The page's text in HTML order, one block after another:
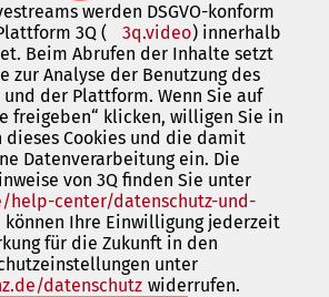
werden DSGVO-konform
3Q (
3q.video(Öffnet
in
einem
neuen
Tab)
) innerhalb
Beim Abrufen der Inhalte setzt
zur Analyse der Benutzung des
der Plattform. Wenn Sie auf
freigeben“ klicken, willigen Sie in
dieses Cookies und die damit
Datenverarbeitung ein. Die
von 3Q finden Sie unter
help-center/datenschutz-und-
können Ihre Einwilligung jederzeit
für die Zukunft in den
unter
datenschutz(Öffnet
widerrufen.